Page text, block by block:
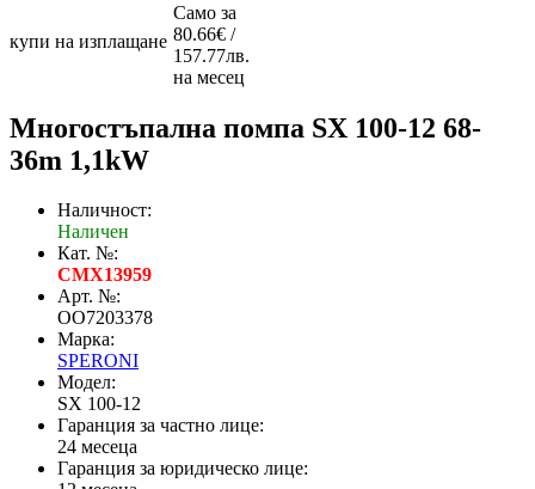
купи на изплащане
Само за
80.66€ /
157.77лв.
на месец
Mногостъпална помпа SX 100-12 68-
36m 1,1kW
Наличност:
Наличен
Кат. №:
CMX13959
Арт. №:
OO7203378
Марка:
SPERONI
Модел:
SX 100-12
Гаранция за частно лице:
24 месеца
Гаранция за юридическо лице: